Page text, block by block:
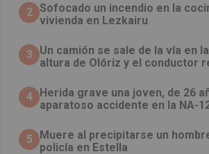
2 Sofocado un incendio en la
vivienda en Lezkairu
3
Un camión se sale de la vía en
altura de Olóriz y el conductor
4 Herida grave una joven, de 26
aparatoso accidente en la NA-
5
Muere al precipitarse un
policía en Estella